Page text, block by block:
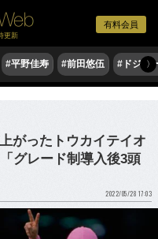
有料会員
更新
#平野佳寿 #前田悠伍 #ドジャ
〉
がったトウカイテイオ
グレード制導入後3頭
2022/05/28 17:03